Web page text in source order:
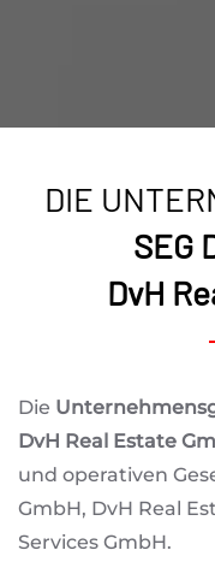
DIE
SEG
DvH
Die
DvH Real Estate
und operativen
GmbH, DvH Real
Services GmbH.